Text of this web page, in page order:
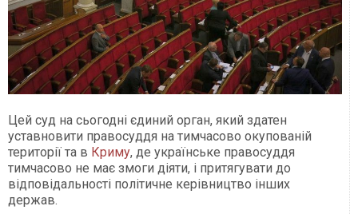
Цей суд на сьогодні єдиний орган, який здатен
уставновити правосуддя на тимчасово окупованій
території та в Криму, де українське правосуддя
тимчасово не має змоги діяти, і притягувати до
відповідальності політичне керівництво інших
держав.